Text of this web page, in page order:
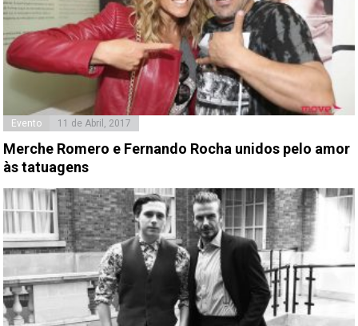
Evento 11 de Abril, 2017
Merche Romero e Fernando Rocha unidos pelo amor
às tatuagens